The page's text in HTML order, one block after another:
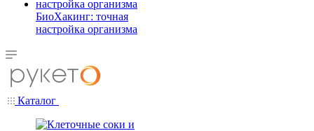
БиоХакинг: точная
настройка организма
Каталог